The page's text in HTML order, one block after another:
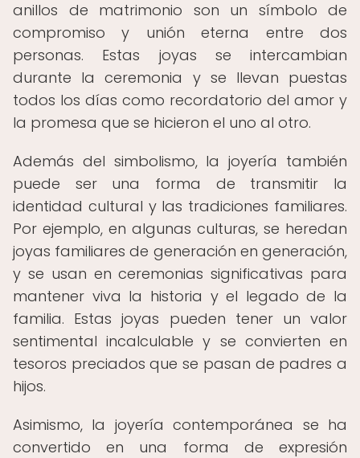
anillos de matrimonio son un símbolo de
compromiso y unión eterna entre dos
personas. Estas joyas se intercambian
durante la ceremonia y se llevan puestas
todos los días como recordatorio del amor y
la promesa que se hicieron el uno al otro.
Además del simbolismo, la joyería también
puede ser una forma de transmitir la
identidad cultural y las tradiciones familiares.
Por ejemplo, en algunas culturas, se heredan
joyas familiares de generación en generación,
y se usan en ceremonias significativas para
mantener viva la historia y el legado de la
familia. Estas joyas pueden tener un valor
sentimental incalculable y se convierten en
tesoros preciados que se pasan de padres a
hijos.
Asimismo, la joyería contemporánea se ha
convertido en una forma de expresión